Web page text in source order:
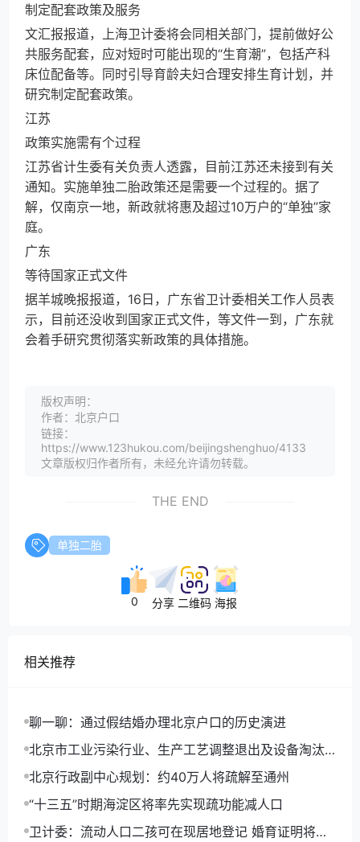
制定配套政策及服务
文汇报报道，上海卫计委将会同相关部门，提前做好公
共服务配套，应对短时可能出现的“生育潮”，包括产科
床位配备等。同时引导育龄夫妇合理安排生育计划，并
研究制定配套政策。
江苏
政策实施需有个过程
江苏省计生委有关负责人透露，目前江苏还未接到有关
通知。实施单独二胎政策还是需要一个过程的。据了
解，仅南京一地，新政就将惠及超过10万户的“单独”家
庭。
广东
等待国家正式文件
据羊城晚报报道，16日，广东省卫计委相关工作人员表
示，目前还没收到国家正式文件，等文件一到，广东就
会着手研究贯彻落实新政策的具体措施。
版权声明：
作者：北京户口
链接：
https://www.123hukou.com/beijingshenghuo/4133
文章版权归作者所有，未经允许请勿转载。
THE END
单独二胎
0 分享 二维码 海报
相关推荐
聊一聊：通过假结婚办理北京户口的历史演进
北京市工业污染行业、生产工艺调整退出及设备淘汰
目录(2014年版)
北京行政副中心规划：约40万人将疏解至通州
“十三五”时期海淀区将率先实现疏功能减人口
卫计委：流动人口二孩可在现居地登记 婚育证明将电